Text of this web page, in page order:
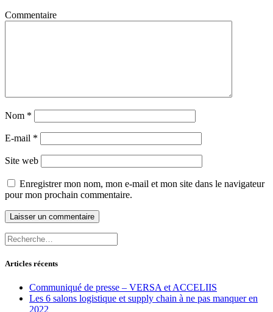
Commentaire
Nom *
E-mail *
Site web
Enregistrer mon nom, mon e-mail et mon site dans le navigateur
pour mon prochain commentaire.
Recherche
pour
Articles récents
Communiqué de presse – VERSA et ACCELIIS
Les 6 salons logistique et supply chain à ne pas manquer en
2022